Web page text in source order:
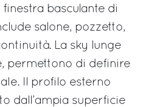
basculante di
salone, pozzetto,
La sky lunge
permettono di definire
Il profilo esterno
dall’ampia superficie